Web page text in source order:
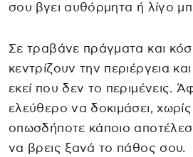
σου βγει αυθόρμητα ή λίγο
Σε τραβάνε πράγματα και
κεντρίζουν την περιέργεια
εκεί που δεν το περιμένεις.
ελεύθερο να δοκιμάσει,
οπωσδήποτε κάποιο
να βρεις ξανά το πάθος σου.